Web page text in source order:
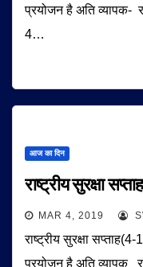
प्रयोजन है अति व्यापक-
4…
आज का दिन
राष्ट्रीय सुरक्षा सप्ताह
MAR 4, 2019
राष्ट्रीय सुरक्षा
प्रयोजन है अति व्यापक